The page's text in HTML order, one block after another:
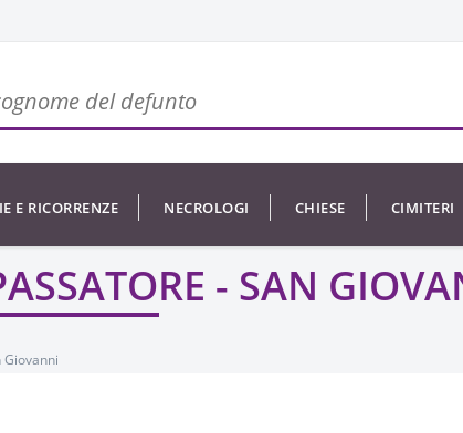
E RICORRENZE NECROLOGI CHIESE CIMITERI
- SAN
Giovanni